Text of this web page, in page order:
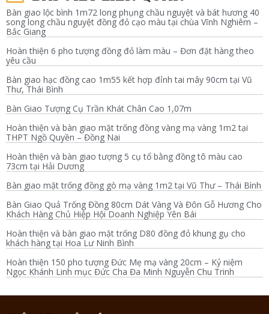
Bàn giao lộc bình 1m72 long phụng chầu nguyệt và bát hương 40
song long chầu nguyệt đồng đỏ cạo màu tại chùa Vĩnh Nghiêm –
Bắc Giang
Hoàn thiện 6 pho tượng đồng đỏ làm màu – Đơn đặt hàng theo
yêu cầu
Bàn giao hạc đồng cao 1m55 kết hợp đỉnh tai mây 90cm tại Vũ
Thư, Thái Bình
Bàn Giao Tượng Cụ Trần Khát Chân Cao 1,07m
Hoàn thiện và bàn giao mặt trống đồng vàng mạ vàng 1m2 tại
THPT Ngồ Quyền – Đồng Nai
Hoàn thiện và bàn giao tượng 5 cụ tổ bằng đồng tô màu cao
73cm tại Hải Dương
Bàn giao mặt trống đồng gò mạ vàng 1m2 tại Vũ Thư – Thái Bình
Bàn Giao Quả Trống Đồng 80cm Dát Vàng Và Đôn Gỗ Hương Cho
Khách Hàng Chủ Hiệp Hội Doanh Nghiệp Yên Bái
Hoàn thiện và bàn giao mặt trống D80 đồng đỏ khung gụ cho
khách hàng tại Hoa Lư Ninh Bình
Hoàn thiện 150 pho tượng Đức Mẹ mạ vàng 20cm – Kỷ niệm
Ngọc Khánh Linh mục Đức Cha Đa Minh Nguyễn Chu Trinh